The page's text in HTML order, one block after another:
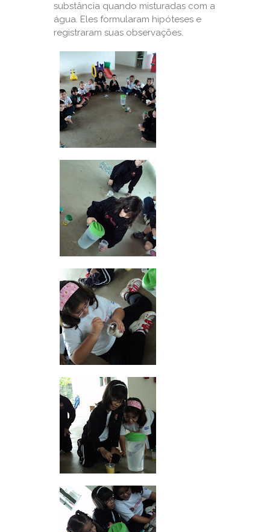
substância quando misturadas com a
água. Eles formularam hipóteses e
registraram suas observações.